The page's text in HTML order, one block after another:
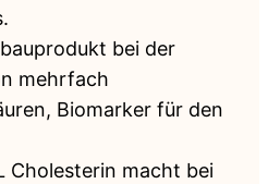
bei der
mehrfach
Biomarker für den
Cholesterin macht bei